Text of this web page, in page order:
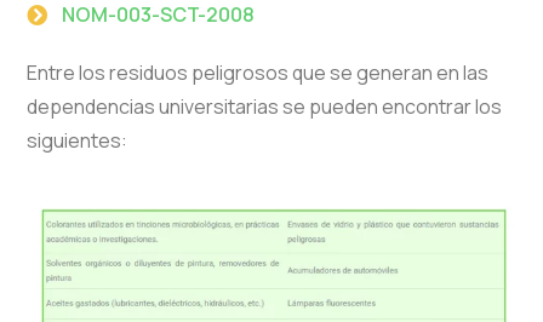
NOM-003-SCT-2008
Entre los residuos peligrosos que se generan en las
dependencias universitarias se pueden encontrar los
siguientes: